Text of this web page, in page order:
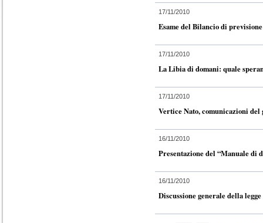
17/11/2010
Esame del Bilancio di
17/11/2010
La Libia di domani: quale
17/11/2010
Vertice Nato, comunicazioni del
16/11/2010
Presentazione del “Manuale
16/11/2010
Discussione generale della